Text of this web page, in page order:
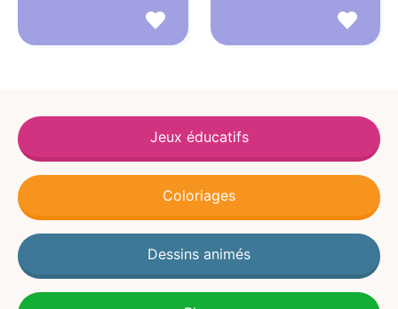
Jeux éducatifs
Coloriages
Dessins animés